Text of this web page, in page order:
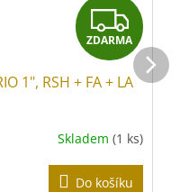
Z
D
A
R
M
ZDARMA
1", RSH + FA + LA
Skladem (1 ks)
Do košíku